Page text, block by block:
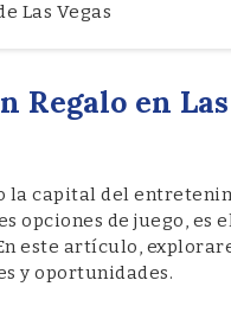
Las Vegas
Regalo en
la capital del
opciones de juego, es
este artículo,
y oportunidades.